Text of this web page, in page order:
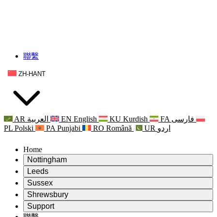
聯繫
ZH-HANT
AR العربية EN English KU Kurdish FA فارسی
PL Polski PA Punjabi RO Română UR اردو
Home
Nottingham
Review
評審主席
獨立審核小組
職權範圍
獨立審查最終報告
Leeds
Review
評審主席
獨立審核小組
職權範圍
Sussex
Review
評審主席
獨立審核小組
Shrewsbury
Review
產科複查的職權範圍
Support